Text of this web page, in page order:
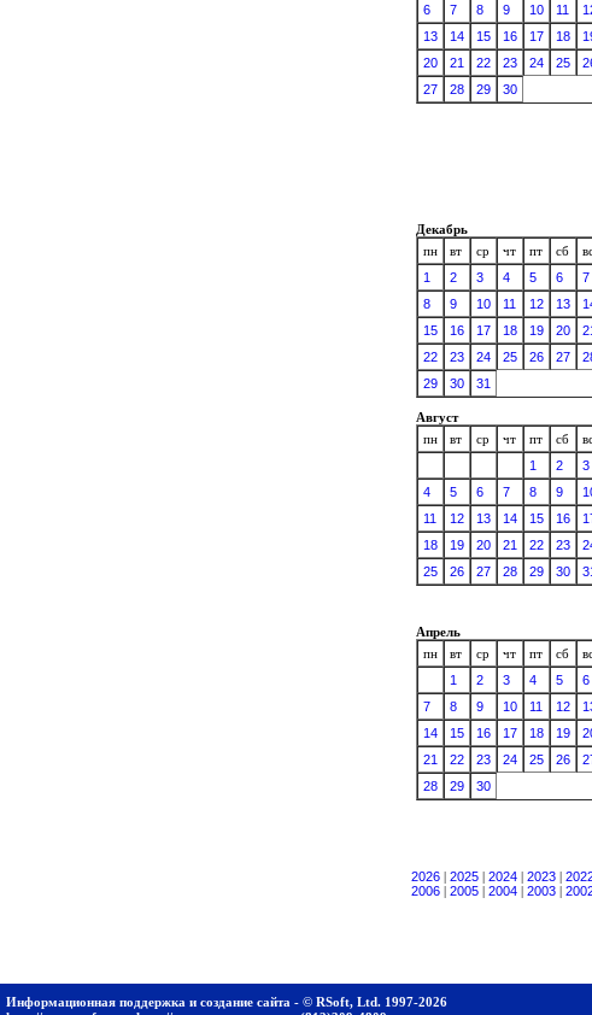
6
7 8 9 10 11
13
14 15 16 17 18
20
21 22 23 24 25
27
28 29 30
Декабрь
пн
вт ср чт пт сб
1
2 3 4 5 6
7
8
9 10 11 12 13
15
16 17 18 19 20
21
22
23 24 25 26 27
29
30 31
Август
пн
вт ср чт пт сб
1
2
3
4
5 6 7 8 9
11
12 13 14 15 16
18
19 20 21 22 23
25
26 27 28 29 30 31
Апрель
пн
вт ср чт пт сб
1
2 3 4 5
6
7
8 9 10 11 12
14
15 16 17 18 19
21
22 23 24 25 26
28
29 30
2026
2025 2024 2023
2006
2005 2004 2003
Информационная поддержка и создание сайта - © RSoft, Ltd. 1997-2026